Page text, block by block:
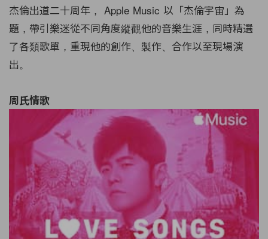
杰倫出道二十周年， Apple Music 以「杰倫宇宙」為
題，帶引樂迷從不同角度縱觀他的音樂生涯，同時精選
了各類歌單，重現他的創作、製作、合作以至現場演
出。
周氏情歌